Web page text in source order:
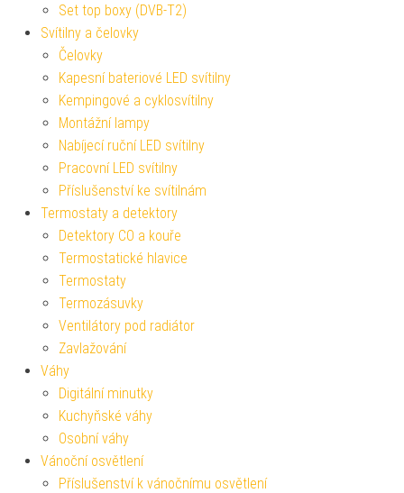
Set top boxy (DVB-T2)
Svítilny a čelovky
Čelovky
Kapesní bateriové LED svítilny
Kempingové a cyklosvítilny
Montážní lampy
Nabíjecí ruční LED svítilny
Pracovní LED svítilny
Příslušenství ke svítilnám
Termostaty a detektory
Detektory CO a kouře
Termostatické hlavice
Termostaty
Termozásuvky
Ventilátory pod radiátor
Zavlažování
Váhy
Digitální minutky
Kuchyňské váhy
Osobní váhy
Vánoční osvětlení
Příslušenství k vánočnímu osvětlení